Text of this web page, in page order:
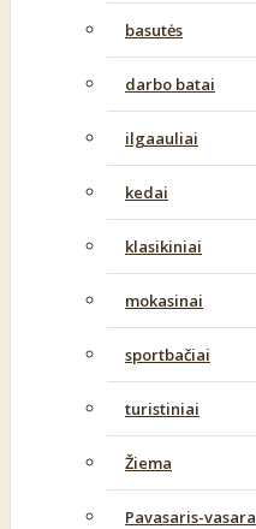
basutės
darbo batai
ilgaauliai
kedai
klasikiniai
mokasinai
sportbačiai
turistiniai
Žiema
Pavasaris-vasara